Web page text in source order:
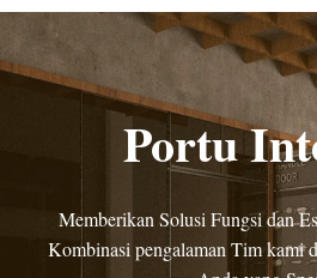
Portu
Memberikan Solusi Fungsi dan
Kombinasi pengalaman Tim kami